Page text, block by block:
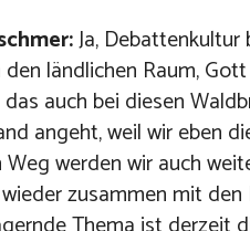
Ja,
ländlichen Raum,
auch bei diesen
angeht, weil wir eben
werden wir auch
zusammen mit